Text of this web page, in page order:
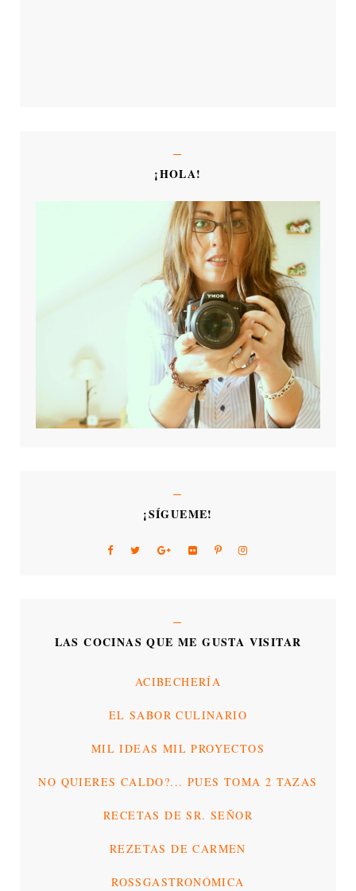
¡HOLA!
¡SÍGUEME!
LAS COCINAS QUE ME GUSTA VISITAR
ACIBECHERÍA
EL SABOR CULINARIO
MIL IDEAS MIL PROYECTOS
NO QUIERES CALDO?... PUES TOMA 2 TAZAS
RECETAS DE SR. SEÑOR
REZETAS DE CARMEN
ROSSGASTRONÓMICA